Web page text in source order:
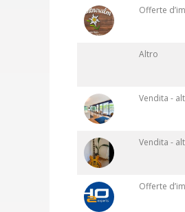
Offerte
Altro
Vendita -
Vendita -
Offerte